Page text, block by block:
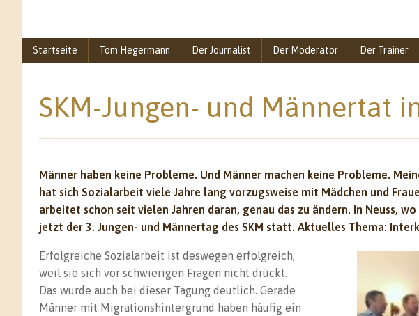
Startseite Tom Hegermann Der Journalist Der Moderator Der Trainer
SKM-Jungen- und Männertat
Männer haben keine Probleme. Und Männer machen keine Probleme.
hat sich Sozialarbeit viele Jahre lang vorzugsweise mit Mädchen und
arbeitet schon seit vielen Jahren daran, genau das zu ändern. In Neuss,
jetzt der 3. Jungen- und Männertag des SKM statt. Aktuelles Thema:
Erfolgreiche Sozialarbeit ist deswegen erfolgreich,
weil sie sich vor schwierigen Fragen nicht drückt.
Das wurde auch bei dieser Tagung deutlich. Gerade
Männer mit Migrationshintergrund haben häufig ein